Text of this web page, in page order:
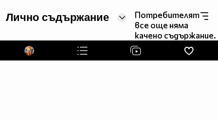
Лично съдържание
Потребителят
все още няма
качено съдържание.